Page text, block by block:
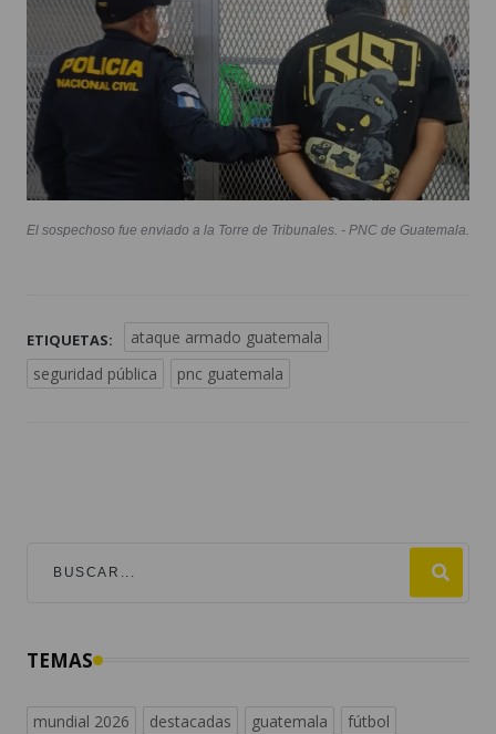
El sospechoso fue enviado a la Torre de Tribunales. - PNC de Guatemala.
ETIQUETAS:
ataque armado guatemala
seguridad pública
pnc guatemala
TEMAS
mundial 2026 destacadas guatemala
fútbol